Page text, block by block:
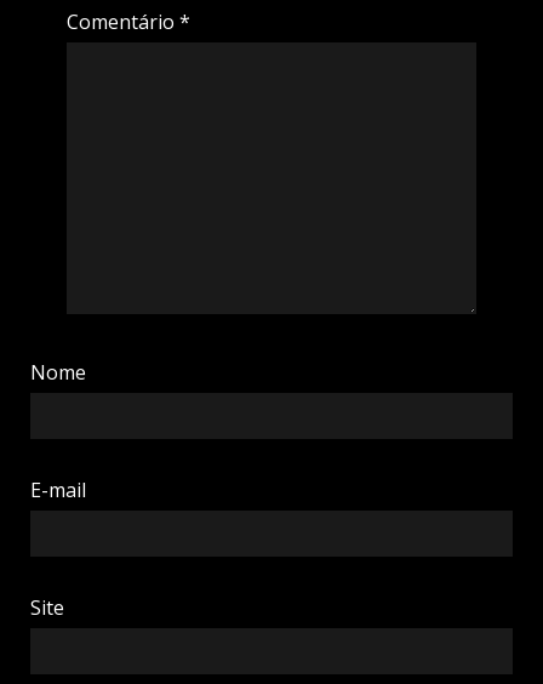
Comentário *
Nome
E-mail
Site